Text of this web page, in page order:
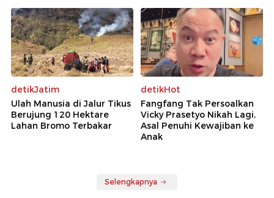
detikJatim
Ulah Manusia di Jalur Tikus
Berujung 120 Hektare
Lahan Bromo Terbakar
detikHot
Fangfang Tak Persoalkan
Vicky Prasetyo Nikah Lagi,
Asal Penuhi Kewajiban ke
Anak
Selengkapnya